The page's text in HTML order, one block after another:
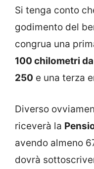
Si tenga conto
godimento del
congrua una
100 chilometri
250 e una terza
Diverso
riceverà la
avendo almeno
dovrà